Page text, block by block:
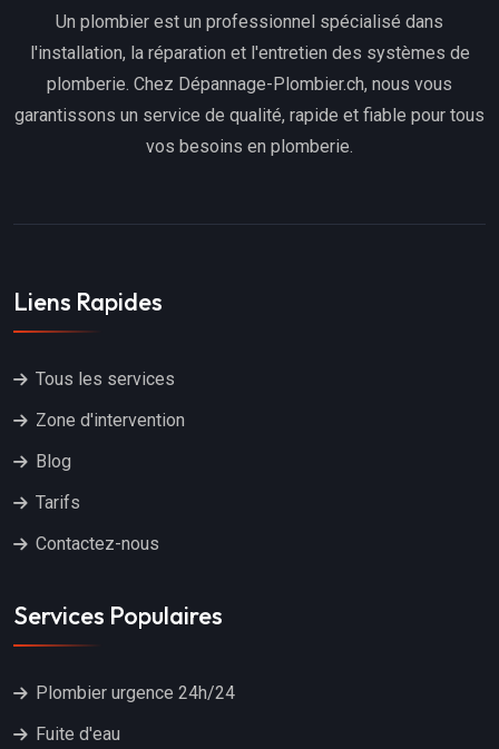
Un plombier est un professionnel spécialisé dans
l'installation, la réparation et l'entretien des systèmes de
plomberie. Chez Dépannage-Plombier.ch, nous vous
garantissons un service de qualité, rapide et fiable pour tous
vos besoins en plomberie.
Liens Rapides
Tous les services
Zone d'intervention
Blog
Tarifs
Contactez-nous
Services Populaires
Plombier urgence 24h/24
Fuite d'eau